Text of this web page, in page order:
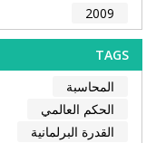
2009
TAGS
المحاسبة
الحكم العالمي
القدرة البرلمانية